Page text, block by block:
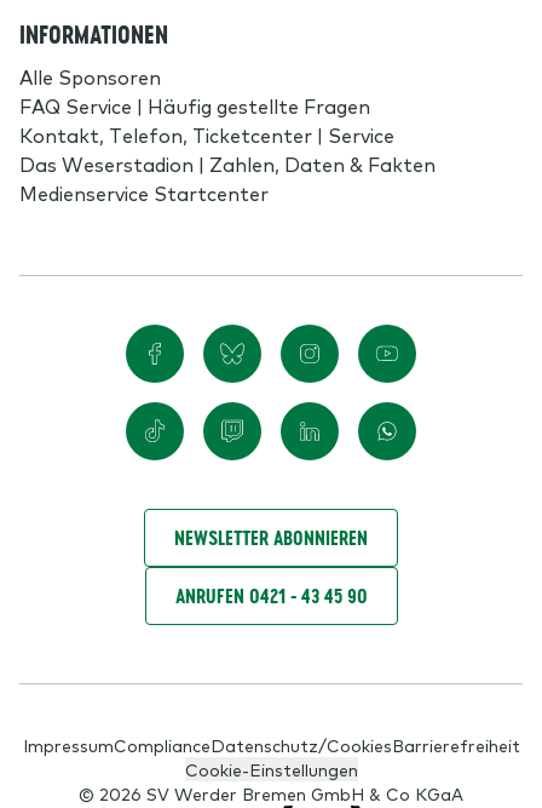
INFORMATIONEN
Alle Sponsoren
FAQ Service | Häufig gestellte Fragen
Kontakt, Telefon, Ticketcenter | Service
Das Weserstadion | Zahlen, Daten & Fakten
Medienservice Startcenter
NEWSLETTER ABONNIEREN
ANRUFEN 0421 - 43 45 90
ImpressumComplianceDatenschutz/CookiesBarrierefreiheit
Cookie-Einstellungen
© 2026 SV Werder Bremen GmbH & Co KGaA